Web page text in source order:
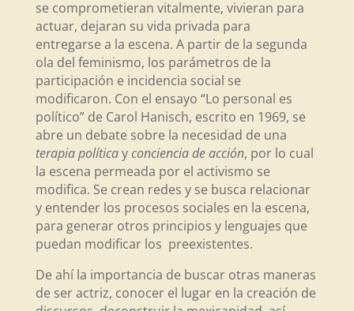
se comprometieran vitalmente, vivieran para
actuar, dejaran su vida privada para
entregarse a la escena. A partir de la segunda
ola del feminismo, los parámetros de la
participación e incidencia social se
modificaron. Con el ensayo “Lo personal es
político” de Carol Hanisch, escrito en 1969, se
abre un debate sobre la necesidad de una
terapia políticayconciencia de acción, por lo cual
la escena permeada por el activismo se
modifica. Se crean redes y se busca relacionar
y entender los procesos sociales en la escena,
para generar otros principios y lenguajes que
puedan modificar los preexistentes.
De ahí la importancia de buscar otras maneras
de ser actriz, conocer el lugar en la creación de